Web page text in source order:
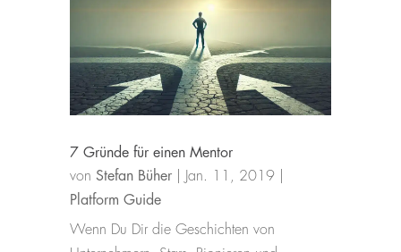
7 Gründe für einen Mentor
vonStefan Büher Jan. 11, 2019
Platform Guide
Wenn Du Dir die Geschichten von